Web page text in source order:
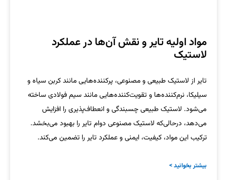
مواد اولیه تایر و نقش آن‌ها در عملکرد
لاستیک
تایر از لاستیک طبیعی و مصنوعی، پرکننده‌هایی مانند کربن سیاه و
سیلیکا، نرم‌کننده‌ها و تقویت‌کننده‌هایی مانند سیم فولادی ساخته
می‌شود. لاستیک طبیعی چسبندگی و انعطاف‌پذیری را افزایش
می‌دهد، درحالی‌که لاستیک مصنوعی دوام تایر را بهبود می‌بخشد.
ترکیب این مواد، کیفیت، ایمنی و عملکرد تایر را تضمین می‌کند.
بیشتر بخوانید >